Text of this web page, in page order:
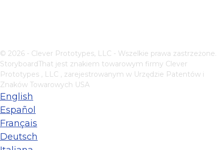
© 2026 - Clever Prototypes, LLC - Wszelkie prawa zastrzeżone.
StoryboardThat jest znakiem towarowym firmy Clever
Prototypes , LLC , zarejestrowanym w Urzędzie Patentów i
Znaków Towarowych USA
English
Español
Français
Deutsch